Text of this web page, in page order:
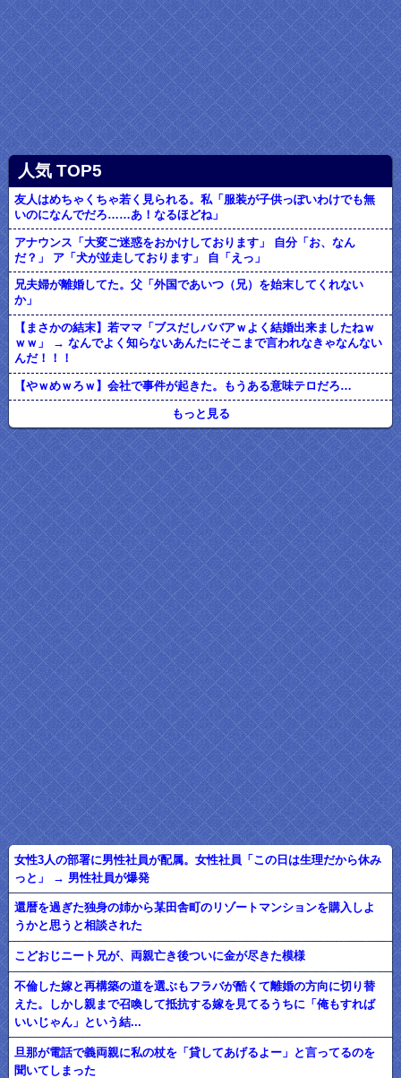
人気 TOP5
友人はめちゃくちゃ若く見られる。私「服装が子供っぽいわけでも無
いのになんでだろ……あ！なるほどね」
アナウンス「大変ご迷惑をおかけしております」 自分「お、なん
だ？」 ア「犬が並走しております」 自「えっ」
兄夫婦が離婚してた。父「外国であいつ（兄）を始末してくれない
か」
【まさかの結末】若ママ「ブスだしババアｗよく結婚出来ましたねｗ
ｗｗ」 → なんでよく知らないあんたにそこまで言われなきゃなんない
んだ！！！
【やｗめｗろｗ】会社で事件が起きた。もうある意味テロだろ…
もっと見る
女性3人の部署に男性社員が配属。女性社員「この日は生理だから休み
っと」 → 男性社員が爆発
還暦を過ぎた独身の姉から某田舎町のリゾートマンションを購入しよ
うかと思うと相談された
こどおじニート兄が、両親亡き後ついに金が尽きた模様
不倫した嫁と再構築の道を選ぶもフラバが酷くて離婚の方向に切り替
えた。しかし親まで召喚して抵抗する嫁を見てるうちに「俺もすれば
いいじゃん」という結...
旦那が電話で義両親に私の杖を「貸してあげるよー」と言ってるのを
聞いてしまった